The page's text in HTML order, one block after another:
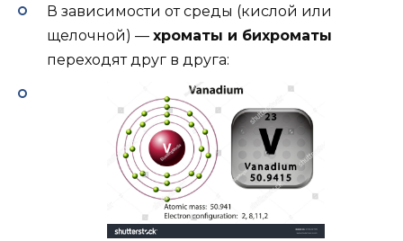
В зависимости от среды (кислой или
щелочной) — хроматы и бихроматы
переходят друг в друга: